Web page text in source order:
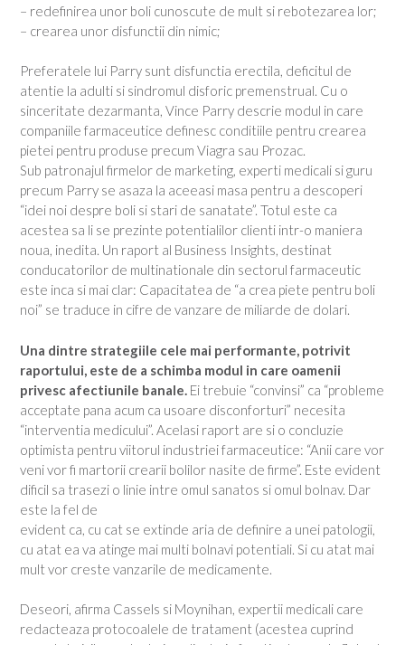
– redefinirea unor boli cunoscute de mult si rebotezarea lor;
– crearea unor disfunctii din nimic;
Preferatele lui Parry sunt disfunctia erectila, deficitul de
atentie la adulti si sindromul disforic premenstrual. Cu o
sinceritate dezarmanta, Vince Parry descrie modul in care
companiile farmaceutice definesc conditiile pentru crearea
pietei pentru produse precum Viagra sau Prozac.
Sub patronajul firmelor de marketing, experti medicali si guru
precum Parry se asaza la aceeasi masa pentru a descoperi
“idei noi despre boli si stari de sanatate”. Totul este ca
acestea sa li se prezinte potentialilor clienti intr-o maniera
noua, inedita. Un raport al Business Insights, destinat
conducatorilor de multinationale din sectorul farmaceutic
este inca si mai clar: Capacitatea de “a crea piete pentru boli
noi” se traduce in cifre de vanzare de miliarde de dolari.
Una dintre strategiile cele mai performante, potrivit
raportului, este de a schimba modul in care oamenii
privesc afectiunile banale. Ei trebuie “convinsi” ca “probleme
acceptate pana acum ca usoare disconforturi” necesita
“interventia medicului”. Acelasi raport are si o concluzie
optimista pentru viitorul industriei farmaceutice: “Anii care vor
veni vor fi martorii crearii bolilor nasite de firme”. Este evident
dificil sa trasezi o linie intre omul sanatos si omul bolnav. Dar
este la fel de
evident ca, cu cat se extinde aria de definire a unei patologii,
cu atat ea va atinge mai multi bolnavi potentiali. Si cu atat mai
mult vor creste vanzarile de medicamente.
Deseori, afirma Cassels si Moynihan, expertii medicali care
redacteaza protocoalele de tratament (acestea cuprind